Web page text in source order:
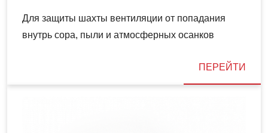
Для защиты шахты вентиляции от попадания
внутрь сора, пыли и атмосферных осанков
ПЕРЕЙТИ